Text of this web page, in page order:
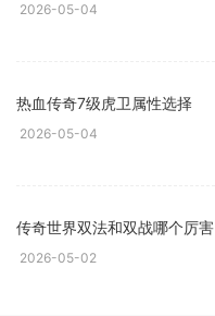
2026-05-04
热血传奇7级虎卫属性选择
2026-05-04
传奇世界双法和双战哪个厉害
2026-05-02